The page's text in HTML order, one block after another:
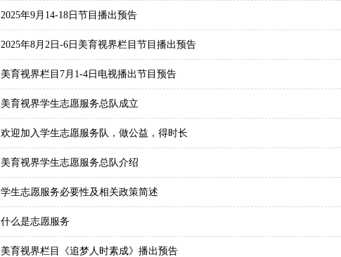
2025年9月14-18日节目播出预告
2025年8月2日-6日美育视界栏目节目播出预告
美育视界栏目7月1-4日电视播出节目预告
美育视界学生志愿服务总队成立
欢迎加入学生志愿服务队，做公益，得时长
美育视界学生志愿服务总队介绍
学生志愿服务必要性及相关政策简述
什么是志愿服务
美育视界栏目《追梦人时素成》播出预告